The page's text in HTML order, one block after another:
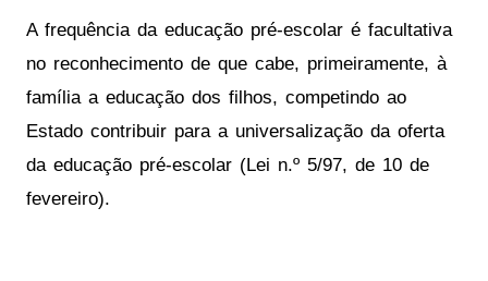
A frequência da educação pré-escolar é facultativa
no reconhecimento de que cabe, primeiramente, à
família a educação dos filhos, competindo ao
Estado contribuir para a universalização da oferta
da educação pré-escolar (Lei n.º 5/97, de 10 de
fevereiro).